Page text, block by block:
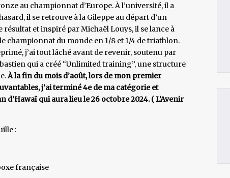
au championnat d’Europe. À l’université, il a
il se retrouve à la Gileppe au départ d’un
et inspiré par Michaël Louys, il se lance à
championnat du monde en 1/8 et 1/4 de triathlon.
j’ai tout lâché avant de revenir, soutenu par
qui a créé “Unlimited training”, une structure
À la fin du mois d’août, lors de mon premier
j’ai terminé 4e de ma catégorie et
qui aura lieu le 26 octobre 2024. ( L’Avenir
:
française